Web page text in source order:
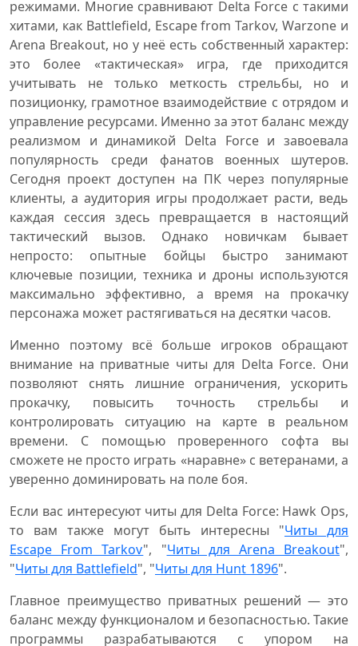
режимами. Многие сравнивают Delta Force с такими
хитами, как Battlefield, Escape from Tarkov, Warzone и
Arena Breakout, но у неё есть собственный характер:
это более «тактическая» игра, где приходится
учитывать не только меткость стрельбы, но и
позиционку, грамотное взаимодействие с отрядом и
управление ресурсами. Именно за этот баланс между
реализмом и динамикой Delta Force и завоевала
популярность среди фанатов военных шутеров.
Сегодня проект доступен на ПК через популярные
клиенты, а аудитория игры продолжает расти, ведь
каждая сессия здесь превращается в настоящий
тактический вызов. Однако новичкам бывает
непросто: опытные бойцы быстро занимают
ключевые позиции, техника и дроны используются
максимально эффективно, а время на прокачку
персонажа может растягиваться на десятки часов.
Именно поэтому всё больше игроков обращают
внимание на приватные читы для Delta Force. Они
позволяют снять лишние ограничения, ускорить
прокачку, повысить точность стрельбы и
контролировать ситуацию на карте в реальном
времени. С помощью проверенного софта вы
сможете не просто играть «наравне» с ветеранами, а
уверенно доминировать на поле боя.
Если вас интересуют читы для Delta Force: Hawk Ops,
то вам также могут быть интересны "Читы для
Escape From Tarkov", "Читы для Arena Breakout",
"Читы для Battlefield", "Читы для Hunt 1896".
Главное преимущество приватных решений — это
баланс между функционалом и безопасностью. Такие
программы разрабатываются с упором на